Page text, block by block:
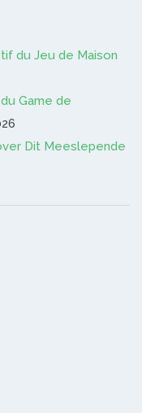
du Jeu de Maison
Game de
Dit Meeslepende